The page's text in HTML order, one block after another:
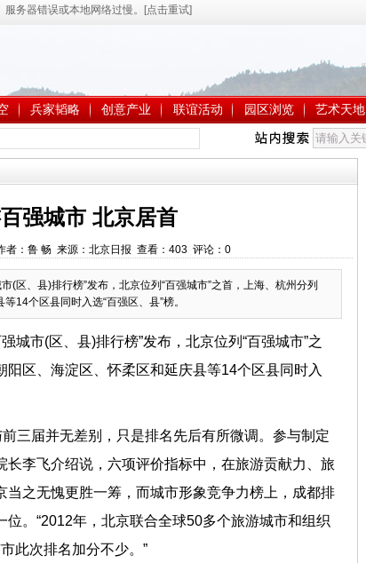
兵家韬略 创意产业 联谊活动 园区浏览 艺术天地
强城市 北京居首
：鲁 畅 来源：北京日报 查看： 403 评论： 0
(区、县)排行榜”发布，北京位列“百强城市”之首，上海、杭州分列
14个区县同时入选“百强区、县”榜。
城市(区、县)排行榜”发布，北京位列“百强城市”之
区、海淀区、怀柔区和延庆县等14个区县同时入
三届并无差别，只是排名先后有所微调。参与制定
李飞介绍说，六项评价指标中，在旅游贡献力、旅
之无愧更胜一筹，而城市形象竞争力榜上，成都排
。“2012年，北京联合全球50多个旅游城市和组织
此次排名加分不少。”